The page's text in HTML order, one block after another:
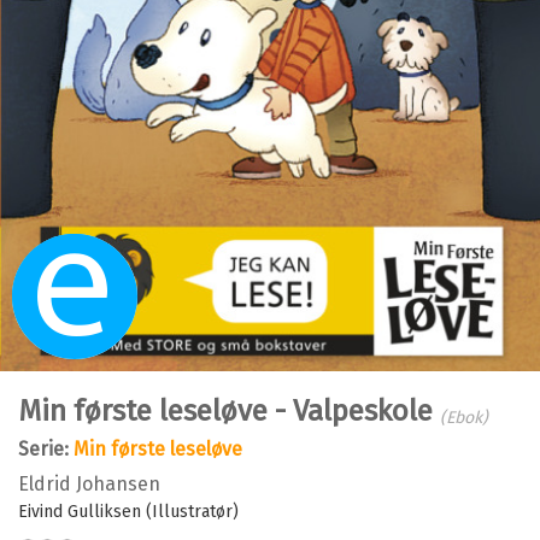
Ebok
Min første leseløve - Valpeskole (Ebok)
Serie: Min første leseløve
Eldrid Johansen
Eivind Gulliksen (Illustratør)